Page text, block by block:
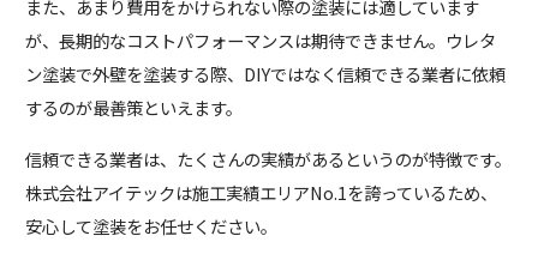
また、あまり費用をかけられない際の塗装には適しています
が、長期的なコストパフォーマンスは期待できません。ウレタ
ン塗装で外壁を塗装する際、DIYではなく信頼できる業者に依頼
するのが最善策といえます。
信頼できる業者は、たくさんの実績があるというのが特徴です。
株式会社アイテックは施工実績エリアNo.1を誇っているため、
安心して塗装をお任せください。